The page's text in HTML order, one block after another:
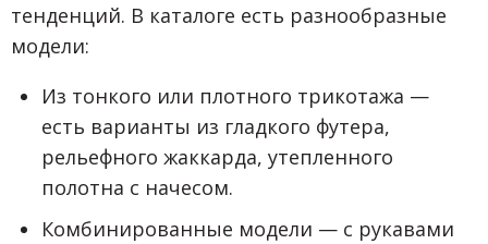
тенденций. В каталоге есть разнообразные
модели:
Из тонкого или плотного трикотажа —
есть варианты из гладкого футера,
рельефного жаккарда, утепленного
полотна с начесом.
Комбинированные модели — с рукавами